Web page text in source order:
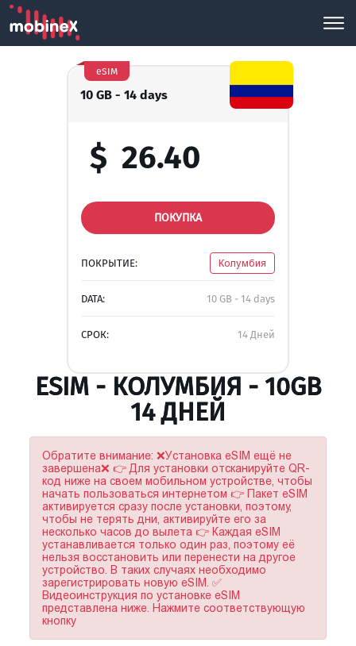
10 GB - 14 days
eSIM
$ 26.40
ПОКУПКА
ПОКРЫТИЕ: Колумбия
DATA: 10 GB - 14 days
СРОК: 14 Дней
ESIM - КОЛУМБИЯ - 10GB
14 ДНЕЙ
Обратите внимание: ❌Установка eSIM ещё не
завершена❌ 👉 Для установки отсканируйте QR-
код ниже на своем мобильном устройстве, чтобы
начать пользоваться интернетом 👉 Пакет eSIM
активируется сразу после установки, поэтому,
чтобы не терять дни, активируйте его за
несколько часов до вылета 👉 Каждая eSIM
устанавливается только один раз, поэтому её
нельзя восстановить или перенести на другое
устройство. В таких случаях необходимо
зарегистрировать новую eSIM. ✅
Видеоинструкция по установке eSIM
представлена ниже. Нажмите соответствующую
кнопку